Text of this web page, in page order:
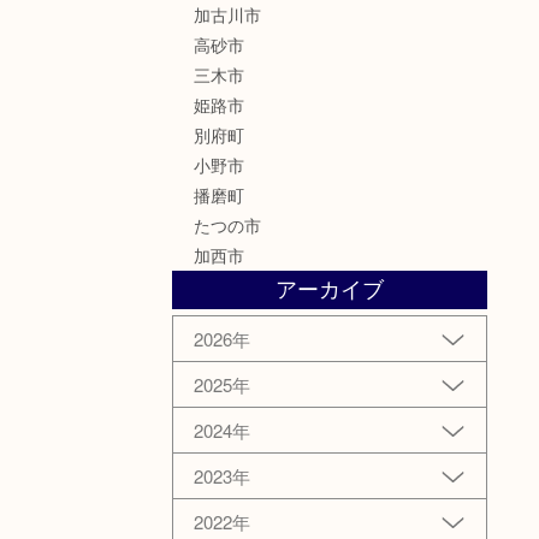
加古川市
高砂市
三木市
姫路市
別府町
小野市
播磨町
たつの市
加西市
アーカイブ
2026年
2025年
2024年
2023年
2022年